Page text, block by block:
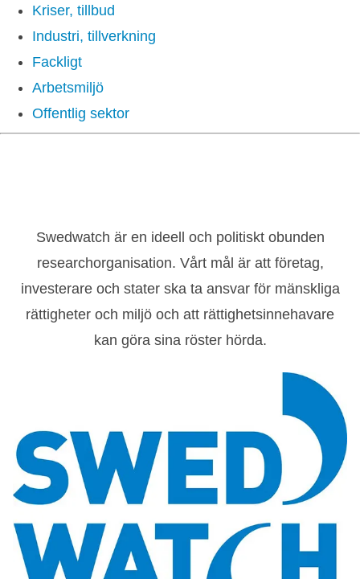
Kriser, tillbud
Industri, tillverkning
Fackligt
Arbetsmiljö
Offentlig sektor
Swedwatch är en ideell och politiskt obunden
researchorganisation. Vårt mål är att företag,
investerare och stater ska ta ansvar för mänskliga
rättigheter och miljö och att rättighetsinnehavare
kan göra sina röster hörda.